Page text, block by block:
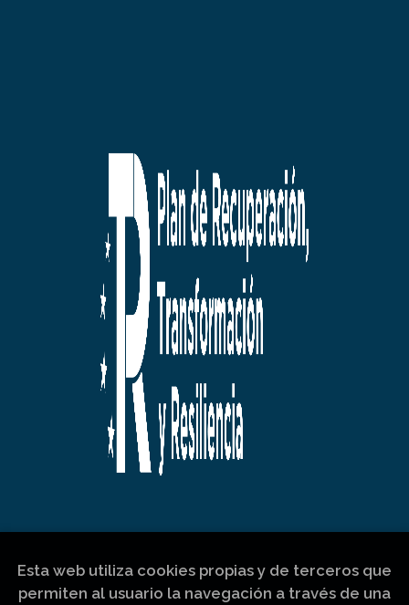
Esta web utiliza cookies propias y de terceros que
permiten al usuario la navegación a través de una